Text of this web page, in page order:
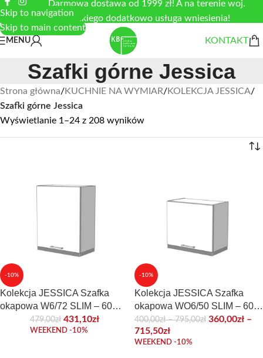
Skip to navigation
Skip to main content
Darmowa dostawa od 1999 zł! A na terenie woj.
łódzkiego dodatkowo usługa wniesienia!
MENU KONTAKT
Szafki górne Jessica
Strona główna/KUCHNIE NA WYMIAR/KOLEKCJA JESSICA/
Szafki górne Jessica
Wyświetlanie 1–24 z 208 wyników
-10%
Kolekcja JESSICA Szafka
okapowa W6/72 SLIM – 60
cm. Front akrylowy
479,00zł 431,10zł
WEEKEND -10%
-10%
Kolekcja JESSICA Szafka
okapowa WO6/50 SLIM – 60
cm. Front akrylowy
400,00zł – 795,00zł 360,00zł –
715,50zł
WEEKEND -10%